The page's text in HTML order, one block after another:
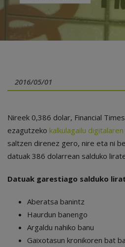
2016/05/01
Nireek 0,386 dolar, Financial
ezagutzeko kalkulagailu digitalaren
saltzen direnez gero, nire eta ni
datuak 386 dolarrean salduko
Datuak garestiago salduko
Aberatsa banintz
Haurdun banengo
Argaldu nahiko banu
Gaixotasun kronikoren bat